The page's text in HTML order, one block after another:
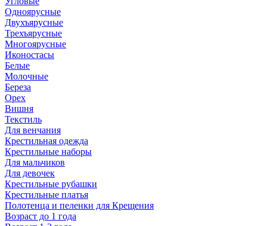
Одноярусные
Двухъярусные
Трехъярусные
Многоярусные
Иконостасы
Белые
Молочные
Береза
Орех
Вишня
Текстиль
Для венчания
Крестильная одежда
Крестильные наборы
Для мальчиков
Для девочек
Крестильные рубашки
Крестильные платья
Полотенца и пеленки для Крещения
Возраст до 1 года